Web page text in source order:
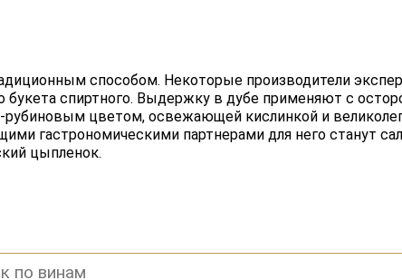
способом. Некоторые производители
букета спиртного. Выдержку в дубе применяют с
рубиновым цветом, освежающей кислинкой и
гастрономическими партнерами для него станут
цыпленок.